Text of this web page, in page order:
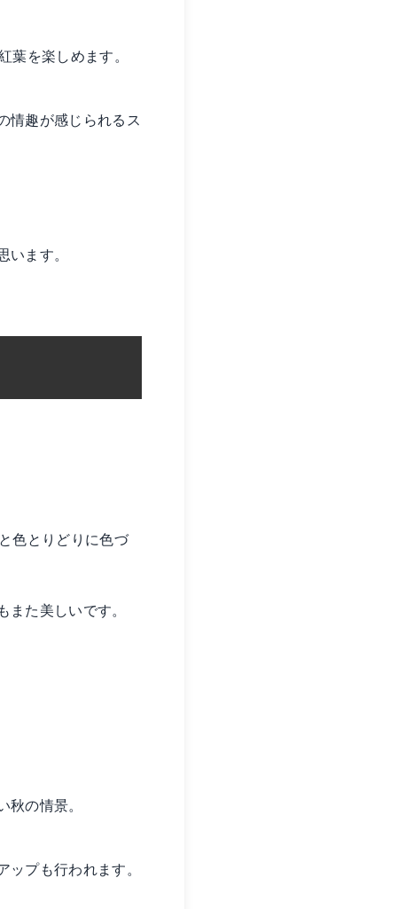
を楽しめます。
情趣が感じられるス
ます。
色とりどりに色づ
た美しいです。
の情景。
プも行われます。